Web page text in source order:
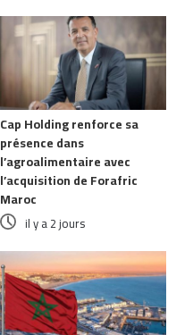
Cap Holding renforce sa
présence dans
l’agroalimentaire avec
l’acquisition de Forafric
Maroc
il y a 2 jours